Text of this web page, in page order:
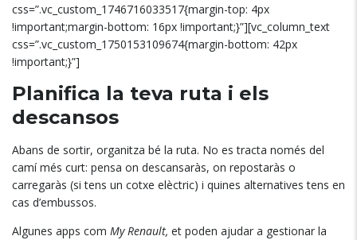
css=”.vc_custom_1746716033517{margin-top: 4px
!important;margin-bottom: 16px !important;}”][vc_column_text
css=”.vc_custom_1750153109674{margin-bottom: 42px
!important;}”]
Planifica la teva ruta i els
descansos
Abans de sortir, organitza bé la ruta. No es tracta només del
camí més curt: pensa on descansaràs, on repostaràs o
carregaràs (si tens un cotxe elèctric) i quines alternatives tens en
cas d’embussos.
Algunes apps com My Renault, et poden ajudar a gestionar la